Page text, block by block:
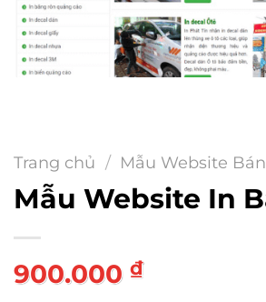
Trang chủ / Mẫu Website
Mẫu Website In
900.000 ₫